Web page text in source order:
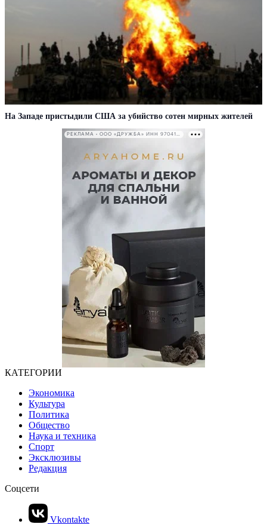
На Западе пристыдили США за убийство сотен мирных жителей
РЕКЛАМА • ООО «ДРУЖБА» ИНН 9704146411
КАТЕГОРИИ
Экономика
Культура
Политика
Общество
Наука и техника
Спорт
Эксклюзивы
Редакция
Соцсети
Vkontakte